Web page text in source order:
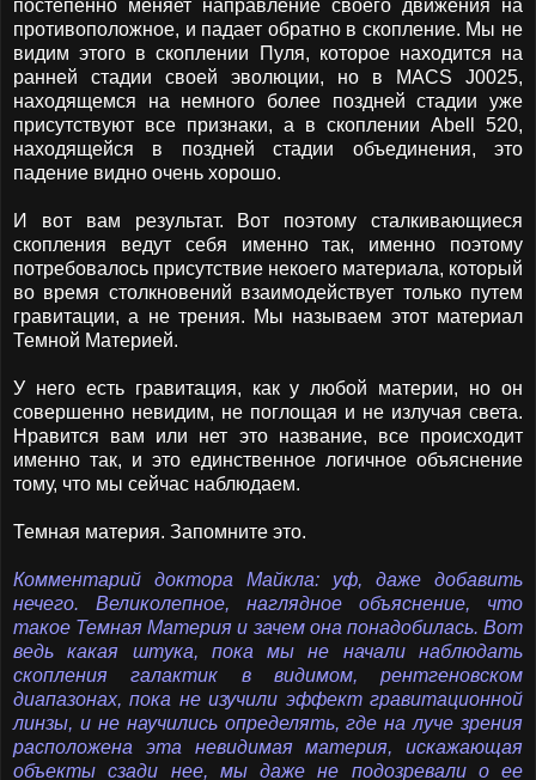
постепенно меняет направление своего движения на
противоположное, и падает обратно в скопление. Мы не
видим этого в скоплении Пуля, которое находится на
ранней стадии своей эволюции, но в MACS J0025,
находящемся на немного более поздней стадии уже
присутствуют все признаки, а в скоплении Abell 520,
находящейся в поздней стадии объединения, это
падение видно очень хорошо.
И вот вам результат. Вот поэтому сталкивающиеся
скопления ведут себя именно так, именно поэтому
потребовалось присутствие некоего материала, который
во время столкновений взаимодействует только путем
гравитации, а не трения. Мы называем этот материал
Темной Материей.
У него есть гравитация, как у любой материи, но он
совершенно невидим, не поглощая и не излучая света.
Нравится вам или нет это название, все происходит
именно так, и это единственное логичное объяснение
тому, что мы сейчас наблюдаем.
Темная материя. Запомните это.
Комментарий доктора Майкла: уф, даже добавить
нечего. Великолепное, наглядное объяснение, что
такое Темная Материя и зачем она понадобилась. Вот
ведь какая штука, пока мы не начали наблюдать
скопления галактик в видимом, рентгеновском
диапазонах, пока не изучили эффект гравитационной
линзы, и не научились определять, где на луче зрения
расположена эта невидимая материя, искажающая
объекты сзади нее, мы даже не подозревали о ее